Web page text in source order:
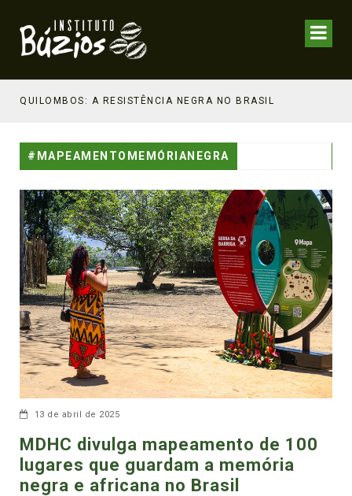
QUILOMBOS: A RESISTÊNCIA NEGRA NO BRASIL
#MAPEAMENTOMEMÓRIANEGRA
13 de abril de 2025
MDHC divulga mapeamento de 100
lugares que guardam a memória
negra e africana no Brasil